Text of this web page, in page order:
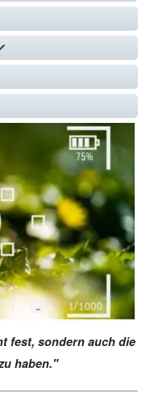
fest, sondern auch die
haben."